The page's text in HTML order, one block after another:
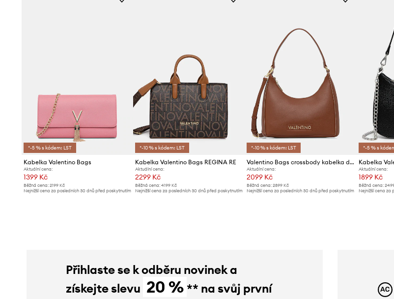
*-5 % s kódem: LST
Kabelka Valentino Bags
Aktuální cena:
1399 Kč
Běžná cena: 2199 Kč
Nejnižší cena za posledních 30 dnů před poskytnutím
*-10 % s kódem: LST
Kabelka Valentino Bags REGINA RE
Aktuální cena:
2299 Kč
Běžná cena:4199 Kč
Nejnižší cena za posledních 30 dnů před poskytnutím
*-10 % s kódem: LST
Valentino Bags crossbody kabelka dámská z imitace kůže
Aktuální cena:
2099 Kč
Běžná cena: 2899 Kč
Nejnižší cena za posledních 30 dnů před poskytnutím
*-5 % s
Kabelka
Aktuální cena:
1899 Kč
Běžná cena:
Nejnižší cena za
Přihlaste se k odběru novinek a
získejte slevu 20 % ** na svůj první